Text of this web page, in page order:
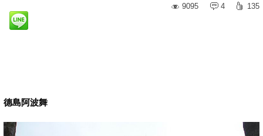
9095
4 135
德島阿波舞